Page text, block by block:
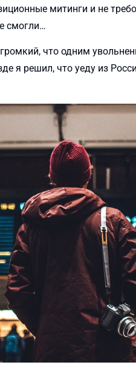
митинги и не
смогли…
что одним
я решил, что уеду из